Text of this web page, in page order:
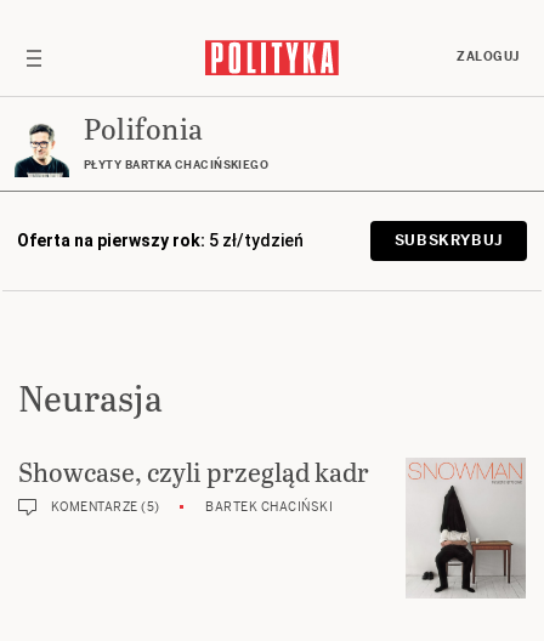
ZALOGUJ
Polifonia
PŁYTY BARTKA CHACIŃSKIEGO
Oferta na pierwszy rok: 5 zł/tydzień SUBSKRYBUJ
Neurasja
Showcase, czyli przegląd kadr
KOMENTARZE (5) BARTEK CHACIŃSKI